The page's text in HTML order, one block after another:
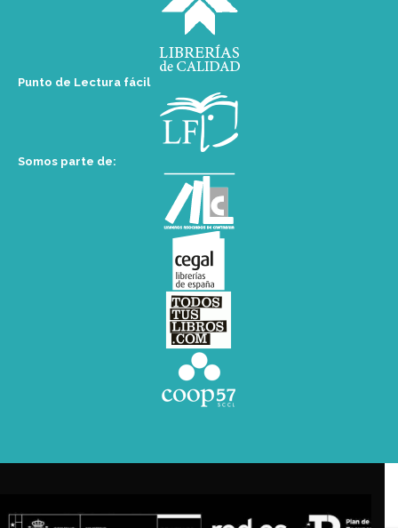
Punto de Lectura fácil
Somos parte de: